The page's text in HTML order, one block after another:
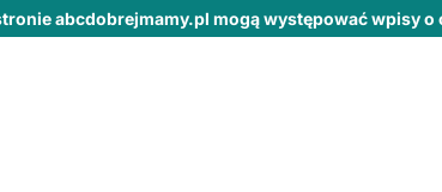
abcdobrejmamy.pl mogą występować wpisy